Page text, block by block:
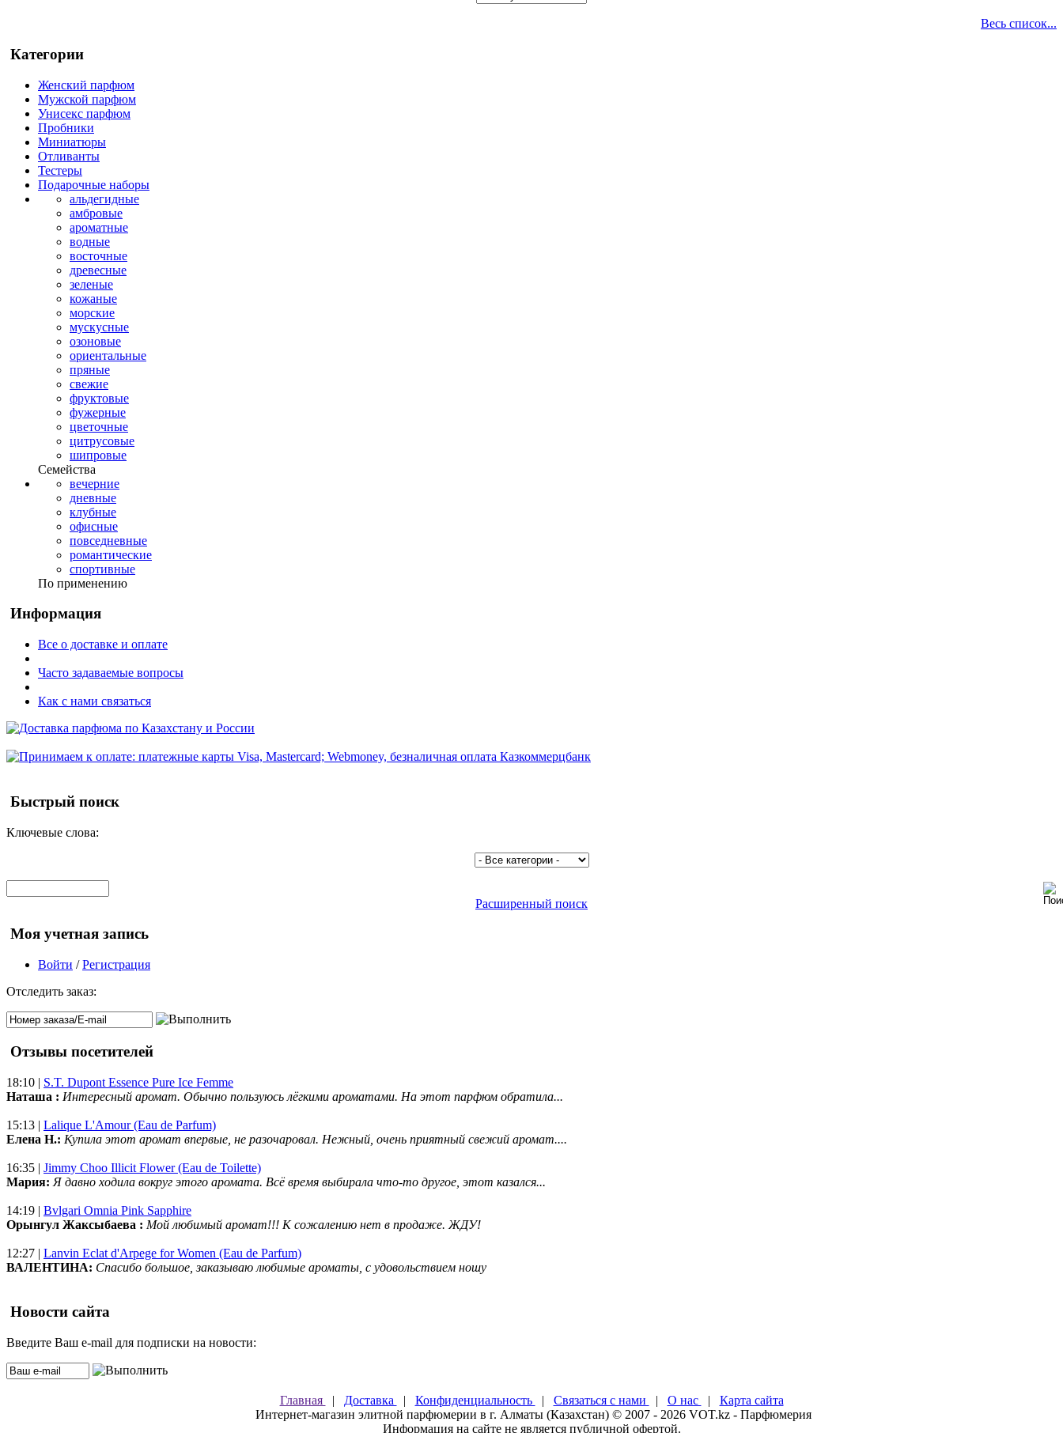
Весь список...
Категории
Женский парфюм
Мужской парфюм
Унисекс парфюм
Пробники
Миниатюры
Отливанты
Тестеры
Подарочные наборы
альдегидные
амбровые
ароматные
водные
восточные
древесные
зеленые
кожаные
морские
мускусные
озоновые
ориентальные
пряные
свежие
фруктовые
фужерные
цветочные
цитрусовые
шипровые
Семейства
вечерние
дневные
клубные
офисные
повседневные
романтические
спортивные
По применению
Информация
Все о доставке и оплате
Часто задаваемые вопросы
Как с нами связаться
Быстрый поиск
Ключевые слова:
Расширенный поиск
Моя учетная запись
Войти /Регистрация
Отследить заказ:
Отзывы посетителей
18:10 | S.T. Dupont Essence Pure Ice Femme
Наташа : Интересный аромат. Обычно пользуюсь лёгкими ароматами. На этот парфюм обратила...
15:13 | Lalique L'Amour (Eau de Parfum)
Елена Н.: Купила этот аромат впервые, не разочаровал. Нежный, очень приятный свежий аромат....
16:35 | Jimmy Choo Illicit Flower (Eau de Toilette)
Мария: Я давно ходила вокруг этого аромата. Всё время выбирала что-то другое, этот казался...
14:19 | Bvlgari Omnia Pink Sapphire
Орынгул Жаксыбаева : Мой любимый аромат!!! К сожалению нет в продаже. ЖДУ!
12:27 | Lanvin Eclat d'Arpege for Women (Eau de Parfum)
ВАЛЕНТИНА: Спасибо большое, заказываю любимые ароматы, с удовольствием ношу
Новости сайта
Введите Ваш e-mail для подписки на новости:
Главная | Доставка | Конфиденциальность | Связаться с нами | О нас | Карта сайта
Интернет-магазин элитной парфюмерии в г. Алматы (Казахстан) © 2007 - 2026 VOT.kz - Парфюмерия
Информация на сайте не является публичной офертой.